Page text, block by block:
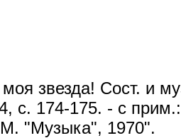
моя звезда! Сост. и
с. 174-175. - с
"Музыка", 1970".